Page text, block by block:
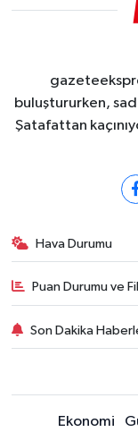
buluştururken,
Şatafattan
Hava Durumu
Puan Durumu ve
Son Dakika
Ekonomi